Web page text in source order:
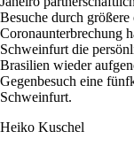
Besuche durch
Coronaunterbrechung
Schweinfurt die
Brasilien wieder
Gegenbesuch eine
Schweinfurt.
Heiko Kuschel